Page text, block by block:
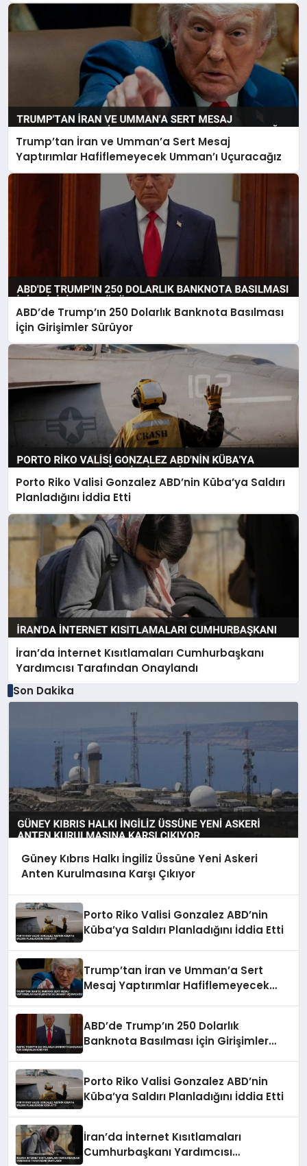
Trump’tan İran ve Umman’a Sert Mesaj
Yaptırımlar Hafiflemeyecek Umman’ı Uçuracağız
ABD’de Trump’ın 250 Dolarlık Banknota Basılması
İçin Girişimler Sürüyor
Porto Riko Valisi Gonzalez ABD’nin Küba’ya Saldırı
Planladığını İddia Etti
İran’da İnternet Kısıtlamaları Cumhurbaşkanı
Yardımcısı Tarafından Onaylandı
Son Dakika
Güney Kıbrıs Halkı İngiliz Üssüne Yeni Askeri
Anten Kurulmasına Karşı Çıkıyor
Porto Riko Valisi Gonzalez ABD’nin
Küba’ya Saldırı Planladığını İddia Etti
Trump’tan İran ve Umman’a Sert
Mesaj Yaptırımlar Hafiflemeyecek
ABD’de Trump’ın 250 Dolarlık
Banknota Basılması İçin Girişimler
Porto Riko Valisi Gonzalez ABD’nin
Küba’ya Saldırı Planladığını İddia Etti
İran’da İnternet Kısıtlamaları
Cumhurbaşkanı Yardımcısı